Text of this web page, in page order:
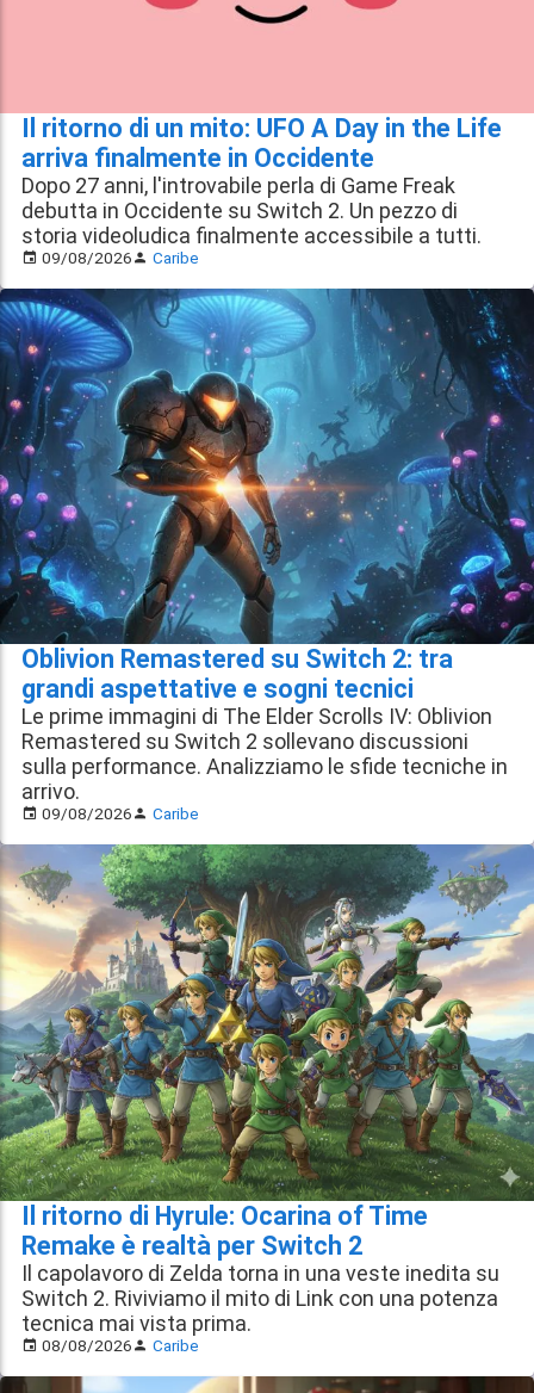
Il ritorno di un mito: UFO A Day in the Life
arriva finalmente in Occidente
Dopo 27 anni, l'introvabile perla di Game Freak
debutta in Occidente su Switch 2. Un pezzo di
storia videoludica finalmente accessibile a tutti.
09/08/2026 Caribe
Oblivion Remastered su Switch 2: tra
grandi aspettative e sogni tecnici
Le prime immagini di The Elder Scrolls IV: Oblivion
Remastered su Switch 2 sollevano discussioni
sulla performance. Analizziamo le sfide tecniche in
arrivo.
09/08/2026 Caribe
Il ritorno di Hyrule: Ocarina of Time
Remake è realtà per Switch 2
Il capolavoro di Zelda torna in una veste inedita su
Switch 2. Riviviamo il mito di Link con una potenza
tecnica mai vista prima.
08/08/2026 Caribe